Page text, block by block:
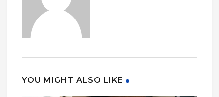
YOU MIGHT ALSO LIKE